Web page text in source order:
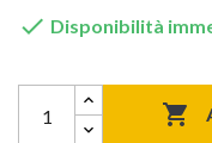
 Disponibilità
